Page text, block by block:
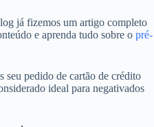
já fizemos um artigo completo
e aprenda tudo sobre o pré-
seu pedido de cartão de crédito
ideal para negativados